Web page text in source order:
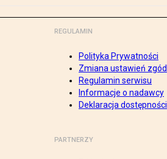
REGULAMIN
Polityka Prywatności
Zmiana ustawień zgód
Regulamin serwisu
Informacje o nadawcy
Deklaracja dostępności
PARTNERZY